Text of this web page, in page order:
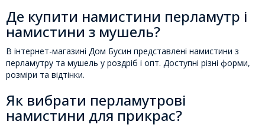
Де купити намистини перламутр і
намистини з мушель?
В інтернет-магазині Дом Бусин представлені намистини з
перламутру та мушель у роздріб і опт. Доступні різні форми,
розміри та відтінки.
Як вибрати перламутрові
намистини для прикрас?